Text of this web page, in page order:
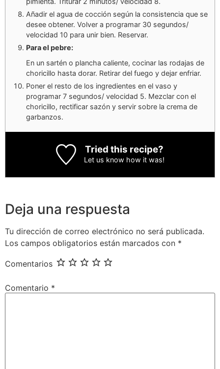
Añadir el agua de cocción según la consistencia que se
desee obtener. Volver a programar 30 segundos/
velocidad 10 para unir bien. Reservar.
Para el pebre:
En un sartén o plancha caliente, cocinar las rodajas de
choricillo hasta dorar. Retirar del fuego y dejar enfriar.
Poner el resto de los ingredientes en el vaso y
programar 7 segundos/ velocidad 5. Mezclar con el
choricillo, rectificar sazón y servir sobre la crema de
garbanzos.
Tried this recipe?
Let us know how it was!
Deja una respuesta
Tu dirección de correo electrónico no será publicada.
Los campos obligatorios están marcados con *
Comentarios
Comentario *